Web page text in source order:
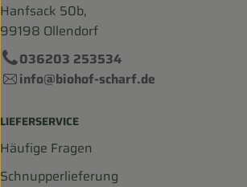
Hanfsack 50b,
99198 Ollendorf
036203 253534
info@biohof-scharf.de
LIEFERSERVICE
Häufige Fragen
Schnupperlieferung